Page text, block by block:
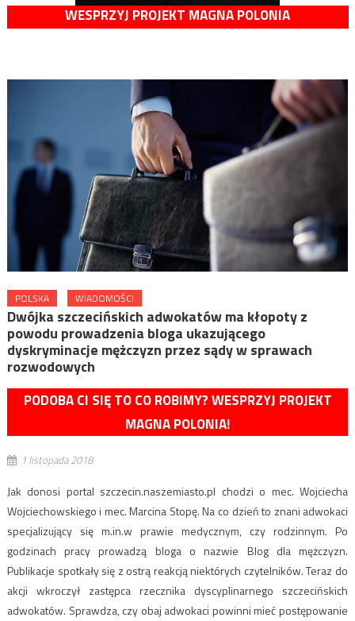
WESPRZYJ PROJEKT MAGNA POLONIA
POLSKA WIADOMOŚCI
Dwójka szczecińskich adwokatów ma kłopoty z
powodu prowadzenia bloga ukazującego
dyskryminacje mężczyzn przez sądy w sprawach
rozwodowych
PODOBA CI SIĘ TO CO ROBIMY? WESPRZYJ PROJEKT
MAGNA POLONIA!
1 listopada 2018
Jak donosi portal szczecin.naszemiasto.pl chodzi o mec. Wojciecha
Wojciechowskiego i mec. Marcina Stopę. Na co dzień to znani adwokaci
specjalizujący się m.in.w prawie medycznym, czy rodzinnym. Po
godzinach pracy prowadzą bloga o nazwie Blog dla mężczyzn.
Publikacje spotkały się z ostrą reakcją niektórych czytelników. Teraz do
akcji wkroczył zastępca rzecznika dyscyplinarnego szczecińskich
adwokatów. Sprawdza, czy obaj adwokaci powinni mieć postępowanie